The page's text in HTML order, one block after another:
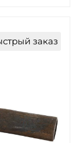
заказ